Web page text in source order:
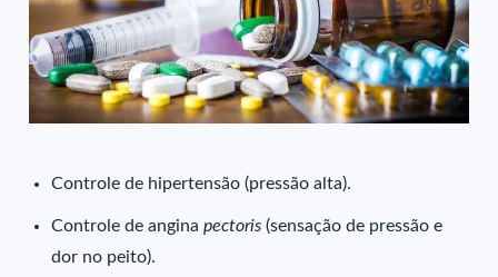
Controle de hipertensão (pressão alta).
Controle de anginapectoris (sensação de pressão e
dor no peito).